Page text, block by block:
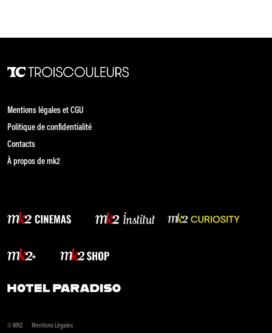
Mentions légales et CGU
Politique de confidentialité
Contacts
À propos de mk2
© MK2 Mentions Légales